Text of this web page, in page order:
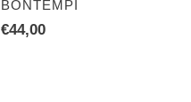
VENDITORE
BONTEMPI
Prezzo
€44,00